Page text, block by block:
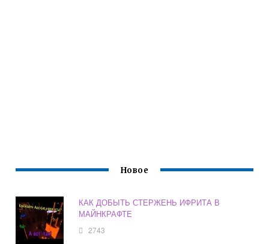
Новое
КАК ДОБЫТЬ СТЕРЖЕНЬ ИФРИТА В
МАЙНКРАФТЕ
2743